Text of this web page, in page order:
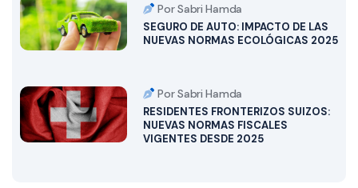
Por Sabri Hamda
SEGURO DE AUTO: IMPACTO DE LAS
NUEVAS NORMAS ECOLÓGICAS 2025
Por Sabri Hamda
RESIDENTES FRONTERIZOS SUIZOS:
NUEVAS NORMAS FISCALES
VIGENTES DESDE 2025